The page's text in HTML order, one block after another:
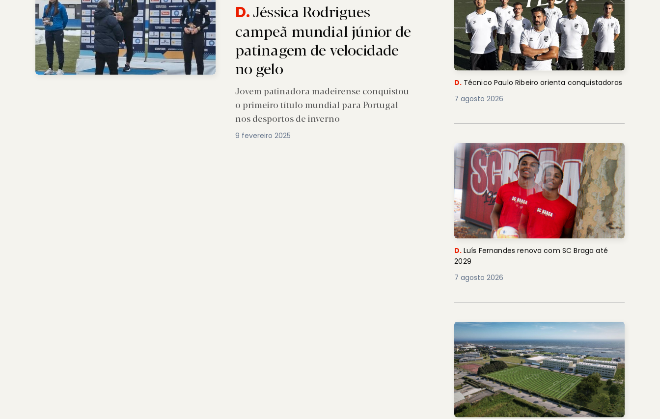
D.Jéssica Rodrigues
campeã mundial júnior de
patinagem de velocidade
no gelo
Jovem patinadora madeirense conquistou
o primeiro título mundial para Portugal
nos desportos de inverno
9 fevereiro 2025
D. Técnico Paulo Ribeiro orienta conquistadoras
7 agosto 2026
D. Luís Fernandes renova com SC Braga até
2029
7 agosto 2026